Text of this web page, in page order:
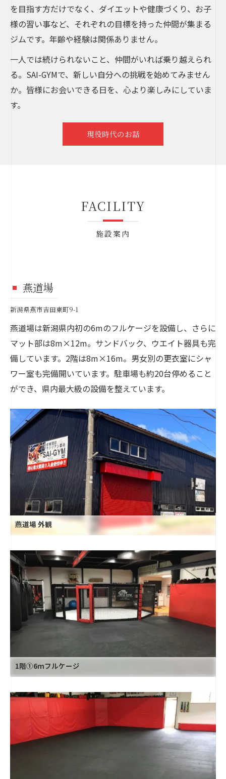
を目指す方だけでなく、ダイエットや健康づくり、お子
様の習い事など、それぞれの目標を持った仲間が集まる
ジムです。年齢や経験は関係ありません。
一人では続けられないこと、仲間がいれば乗り越えられ
る。SAI-GYMで、新しい自分への挑戦を始めてみません
か。皆様にお会いできる日を、心より楽しみにしていま
す。
現役時代のお話
施設案内
FACILITY
燕道場
新潟県燕市吉田東町9-1
燕道場は新潟県内初の6mのフルケージを設備し、さらに
マット部は8m×12m。サンドバック、ウエイト器具も完
備しています。2階は8m×16m。男女別の更衣室にシャ
ワー室も完備開いています。駐車場も約20台停めること
ができ、県内最大級の設備を整えています。
燕道場 外観
1階①6ｍフルケージ